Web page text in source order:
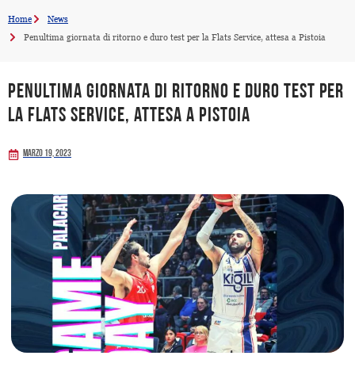
Home
News
Penultima giornata di ritorno e duro test per la Flats Service, attesa a Pistoia
Penultima giornata di ritorno e duro test per
la Flats Service, attesa a Pistoia
Marzo 19, 2023